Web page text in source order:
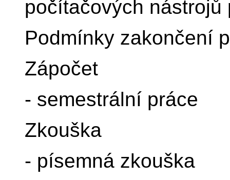
počítačových
Podmínky zakončení
Zápočet
- semestrální práce
Zkouška
- písemná zkouška